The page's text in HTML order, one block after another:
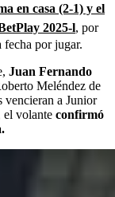
en casa (2-1) y el
2025-l, por
fecha por jugar.
Juan Fernando
Meléndez de
vencieran a Junior
el volante confirmó